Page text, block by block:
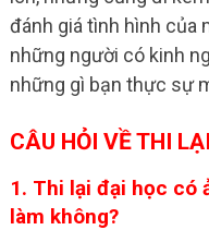
đánh giá tình hình của
những người có kinh
những gì bạn thực sự
CÂU HỎI VỀ THI
1. Thi lại đại học có
làm không?